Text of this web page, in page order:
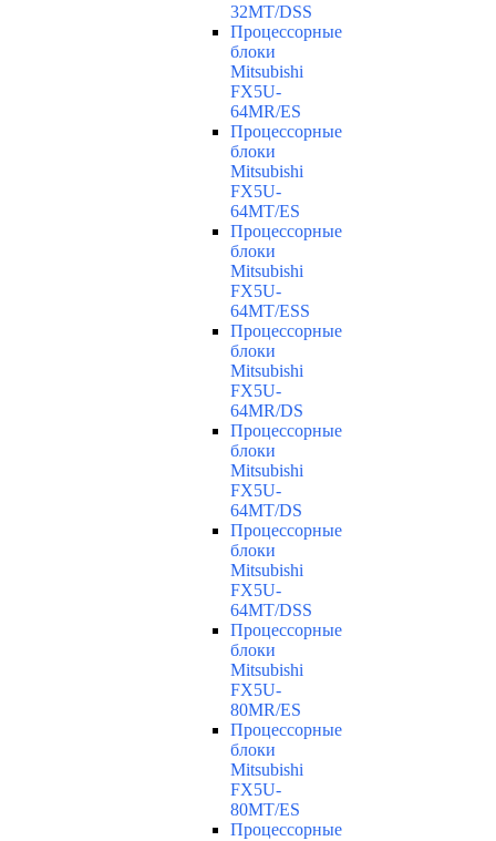
32MT/DSS
Процессорные
блоки
Mitsubishi
FX5U-
64MR/ES
Процессорные
блоки
Mitsubishi
FX5U-
64MT/ES
Процессорные
блоки
Mitsubishi
FX5U-
64MT/ESS
Процессорные
блоки
Mitsubishi
FX5U-
64MR/DS
Процессорные
блоки
Mitsubishi
FX5U-
64MT/DS
Процессорные
блоки
Mitsubishi
FX5U-
64MT/DSS
Процессорные
блоки
Mitsubishi
FX5U-
80MR/ES
Процессорные
блоки
Mitsubishi
FX5U-
80MT/ES
Процессорные